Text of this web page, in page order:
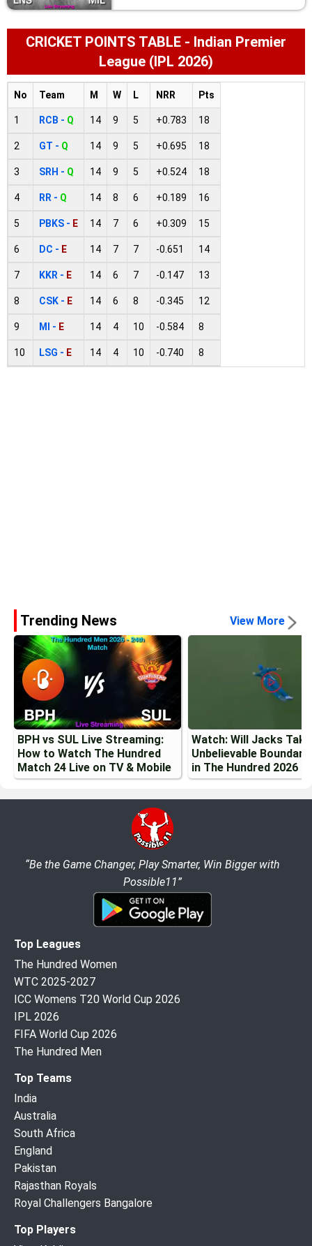
CRICKET POINTS TABLE - Indian Premier
League (IPL 2026)
No Team M W L NRR Pts
1 RCB - Q 14 9 5 +0.783 18
2 GT - Q 14 9 5 +0.695 18
3 SRH - Q 14 9 5 +0.524 18
4 RR - Q 14 8 6 +0.189 16
5 PBKS - E 14 7 6 +0.309 15
6 DC - E 14 7 7 -0.651 14
7 KKR - E 14 6 7 -0.147 13
8 CSK - E 14 6 8 -0.345 12
9 MI - E 14 4 10 -0.584 8
10 LSG - E 14 4 10 -0.740 8
Trending News View More
BPH vs SUL Live Streaming:
How to Watch The Hundred
Match 24 Live on TV & Mobile
Watch: Will Jacks
Unbelievable
in The Hundred 2026
“Be the Game Changer, Play Smarter, Win Bigger with
Possible11”
Top Leagues
The Hundred Women
WTC 2025-2027
ICC Womens T20 World Cup 2026
IPL 2026
FIFA World Cup 2026
The Hundred Men
Top Teams
India
Australia
South Africa
England
Pakistan
Rajasthan Royals
Royal Challengers Bangalore
Top Players